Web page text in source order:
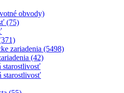
obvody)
(75)
zariadenia (5498)
(42)
starostlivosť
starostlivosť